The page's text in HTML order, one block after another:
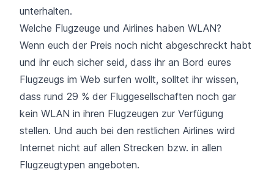
unterhalten.
Welche Flugzeuge und Airlines haben WLAN?
Wenn euch der Preis noch nicht abgeschreckt habt
und ihr euch sicher seid, dass ihr an Bord eures
Flugzeugs im Web surfen wollt, solltet ihr wissen,
dass rund 29 % der Fluggesellschaften noch gar
kein WLAN in ihren Flugzeugen zur Verfügung
stellen. Und auch bei den restlichen Airlines wird
Internet nicht auf allen Strecken bzw. in allen
Flugzeugtypen angeboten.